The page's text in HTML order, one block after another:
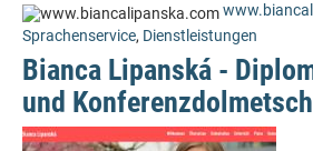
Sprachenservice, Dienstleistungen
Bianca Lipanská -
und